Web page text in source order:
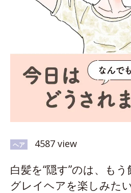
ヘア 4587 view
白髪を“隠す”のは、も
グレイヘアを楽しみた